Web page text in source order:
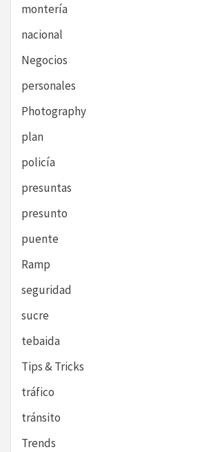
montería
nacional
Negocios
personales
Photography
plan
policía
presuntas
presunto
puente
Ramp
seguridad
sucre
tebaida
Tips & Tricks
tráfico
tránsito
Trends